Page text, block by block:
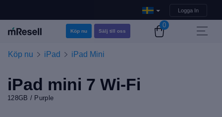
Logga In
Köp nu Sälj till oss
0
Köp nu iPad iPad Mini
iPad mini 7 Wi-Fi
128GB / Purple